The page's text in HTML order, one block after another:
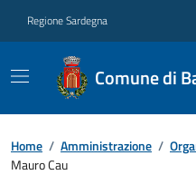
Regione Sardegna
Comune di
Home / Amministrazione /
Mauro Cau